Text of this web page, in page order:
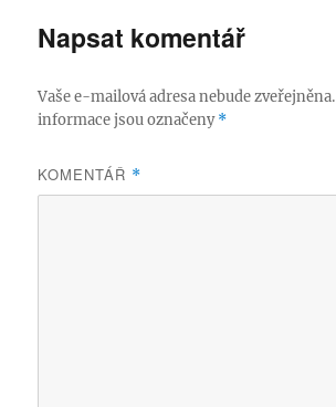
Napsat komentář
Vaše e-mailová adresa nebude zveřejněna.
informace jsou označeny*
KOMENTÁŘ *